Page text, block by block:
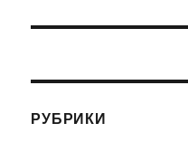
РУБРИКИ